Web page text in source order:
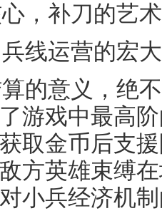
，补刀的艺
线运营的宏
的意义，绝
游戏中最高
取金币后支
方英雄束缚
小兵经济机